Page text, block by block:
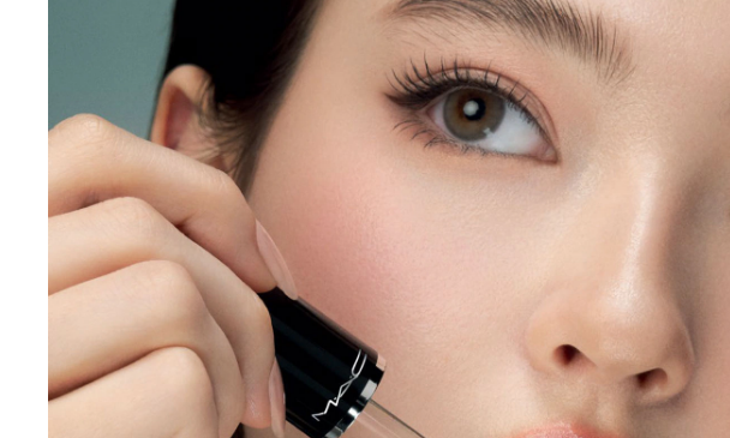
スモール アイシャドウ
SMALL EYE SHADOW
スモール アイシャド
SMALL EYE